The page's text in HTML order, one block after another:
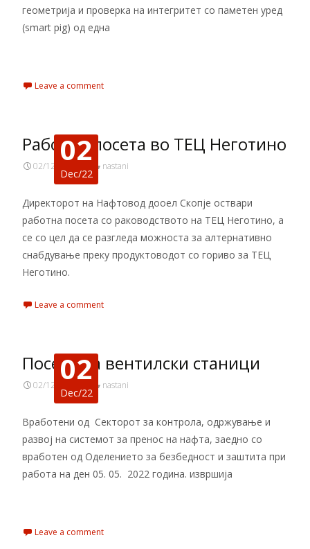
геометрија и проверка на интегритет со паметен уред
(smart pig) од една
Leave a comment
02
Dec/22
Работна посета во ТЕЦ Неготино
02/12/2022 nastani
Директорот на Нафтовод дооел Скопје оствари
работна посета со раководството на ТЕЦ Неготино, а
се со цел да се разгледа можноста за алтернативно
снабдување преку продуктоводот со гориво за ТЕЦ
Неготино.
Leave a comment
02
Dec/22
Посета на вентилски станици
02/12/2022 nastani
Вработени од Секторот за контрола, одржување и
развој на системот за пренос на нафта, заедно со
вработен од Оделението за безбедност и заштита при
работа на ден 05. 05. 2022 година. извршија
Leave a comment